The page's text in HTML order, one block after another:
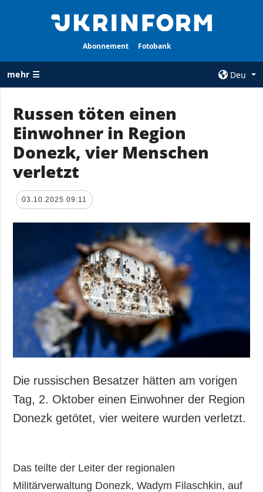
Abonnement Fotobank
mehr ☰
Deu
ALLE
RUBRIKEN
Krieg
Wiederaufbau
der Ukraine
Politik
Gesellschaft und
Kultur
Sport
Kriminalität
Notstand und
Notfälle
AGENTUR
Über uns
und zum Schutz
personenbezogener
Daten
ZUSÄTZLICH
Veröffentlichungen
Interview
LEISTUNGEN
Abonnement
Fotobank
Russen töten einen
Einwohner in Region
Donezk, vier Menschen
verletzt
03.10.2025 09:11
Die russischen Besatzer hätten am vorigen
Tag, 2. Oktober einen Einwohner der Region
Donezk getötet, vier weitere wurden verletzt.
Das teilte der Leiter der regionalen
Militärverwaltung Donezk, Wadym Filaschkin, auf